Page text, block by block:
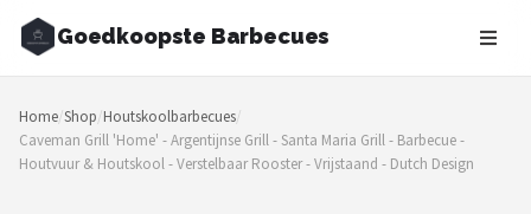
Goedkoopste Barbecues
Zoeken
NAVIGATIE
Shop
Home/Shop/Houtskoolbarbecues/
Caveman Grill 'Home' - Argentijnse Grill - Santa Maria Grill - Barbecue -
Houtvuur & Houtskool - Verstelbaar Rooster - Vrijstaand - Dutch Design